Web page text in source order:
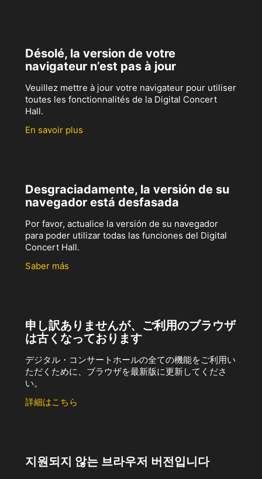
Désolé, la version de votre
navigateur n’est pas à jour
Veuillez mettre à jour votre navigateur pour utiliser
toutes les fonctionnalités de la Digital Concert
Hall.
En savoir plus
Desgraciadamente, la versión de su
navegador está desfasada
Por favor, actualice la versión de su navegador
para poder utilizar todas las funciones del Digital
Concert Hall.
Saber más
申し訳ありませんが、ご利用のブラウザ
は古くなっております
デジタル・コンサートホールの全ての機能をご利用い
ただくために、ブラウザを最新版に更新してくださ
い。
詳細はこちら
지원되지 않는 브라우저 버전입니다